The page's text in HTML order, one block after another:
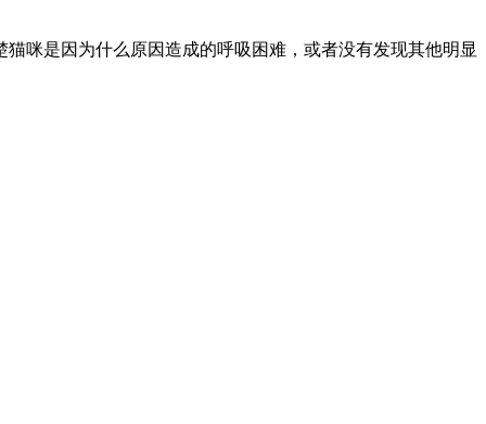
咪是因为什么原因造成的呼吸困难，或者没有发现其他明显